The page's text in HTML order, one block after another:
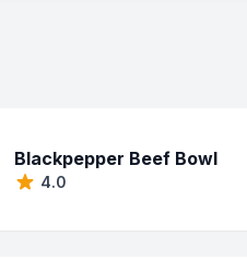
Blackpepper Beef Bowl
4.0